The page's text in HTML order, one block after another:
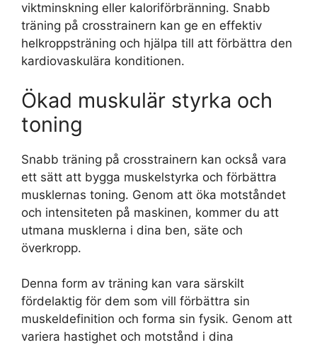
viktminskning eller kaloriförbränning. Snabb
träning på crosstrainern kan ge en effektiv
helkroppsträning och hjälpa till att förbättra den
kardiovaskulära konditionen.
Ökad muskulär styrka och
toning
Snabb träning på crosstrainern kan också vara
ett sätt att bygga muskelstyrka och förbättra
musklernas toning. Genom att öka motståndet
och intensiteten på maskinen, kommer du att
utmana musklerna i dina ben, säte och
överkropp.
Denna form av träning kan vara särskilt
fördelaktig för dem som vill förbättra sin
muskeldefinition och forma sin fysik. Genom att
variera hastighet och motstånd i dina